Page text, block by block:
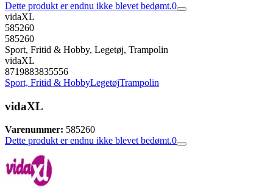
Dette produkt er endnu ikke blevet bedømt.0
vidaXL
585260
585260
Sport, Fritid & Hobby, Legetøj, Trampolin
vidaXL
8719883835556
Sport, Fritid & HobbyLegetøjTrampolin
vidaXL
Varenummer: 585260
Dette produkt er endnu ikke blevet bedømt.0